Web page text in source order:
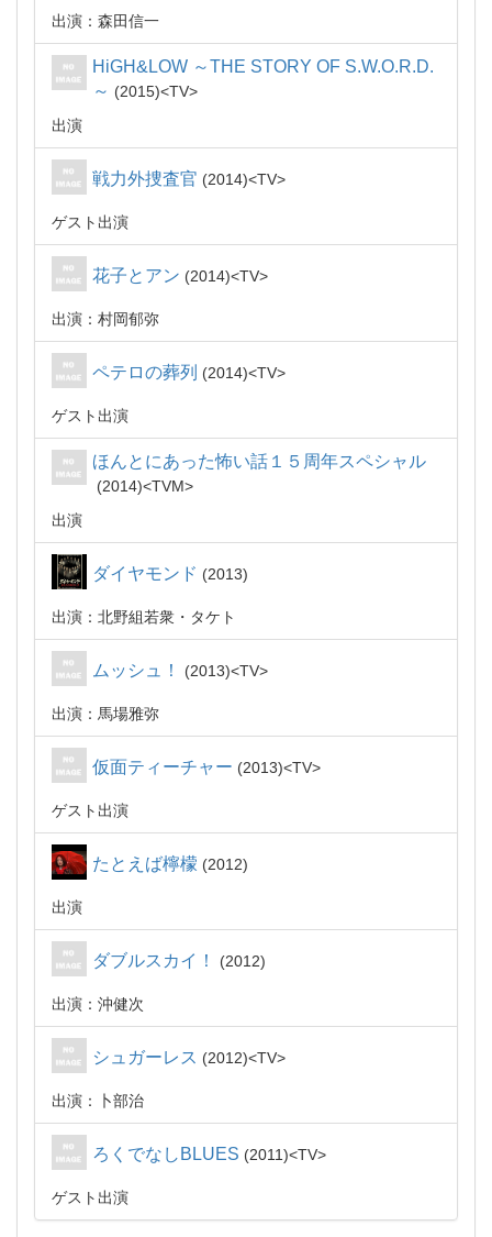
出演：森田信一
HiGH&LOW ～THE STORY OF S.W.O.R.D.
～
2015
TV
出演
戦力外捜査官 2014 TV
ゲスト出演
花子とアン 2014 TV
出演：村岡郁弥
ペテロの葬列 2014 TV
ゲスト出演
ほんとにあった怖い話１５周年スペシャル
2014
TVM
出演
ダイヤモンド 2013
出演：北野組若衆・タケト
ムッシュ！ 2013 TV
出演：馬場雅弥
仮面ティーチャー 2013 TV
ゲスト出演
たとえば檸檬 2012
出演
ダブルスカイ！ 2012
出演：沖健次
シュガーレス 2012 TV
出演：卜部治
ろくでなしBLUES 2011 TV
ゲスト出演